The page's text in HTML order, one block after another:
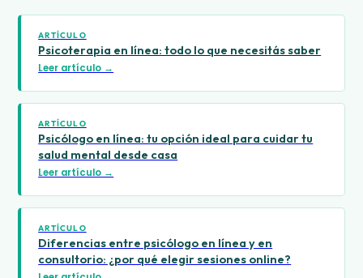
ARTÍCULO
Psicoterapia en línea: todo lo que necesitás saber
Leer artículo →
ARTÍCULO
Psicólogo en línea: tu opción ideal para cuidar tu
salud mental desde casa
Leer artículo →
ARTÍCULO
Diferencias entre psicólogo en línea y en
consultorio: ¿por qué elegir sesiones online?